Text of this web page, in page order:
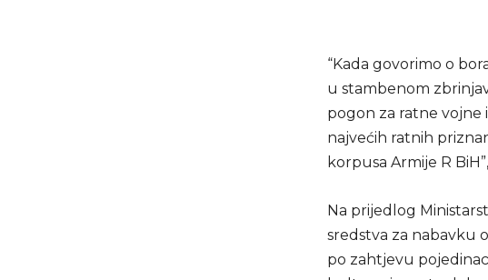
“Kada govorimo o
u stambenom
pogon za ratne vojne
najvećih ratnih
korpusa Armije R
Na prijedlog
sredstva za nabavku
po zahtjevu